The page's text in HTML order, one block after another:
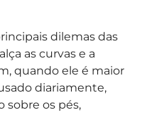
dilemas das
as curvas e a
quando ele é maior
diariamente,
sobre os pés,